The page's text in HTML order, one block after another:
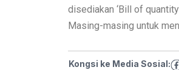
disediakan ‘Bill of
Masing-masing untuk
Kongsi ke Media Sosial: